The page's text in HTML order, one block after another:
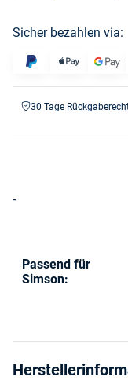
Sicher bezahlen via:
30 Tage
-
Passend für
Simson: